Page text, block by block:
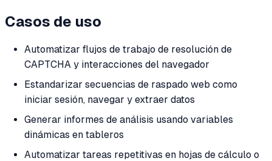
Casos de uso
Automatizar flujos de trabajo de resolución de
CAPTCHA y interacciones del navegador
Estandarizar secuencias de raspado web como
iniciar sesión, navegar y extraer datos
Generar informes de análisis usando variables
dinámicas en tableros
Automatizar tareas repetitivas en hojas de cálculo o